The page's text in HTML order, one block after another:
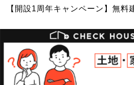
【開設1周年キャンペーン】無料